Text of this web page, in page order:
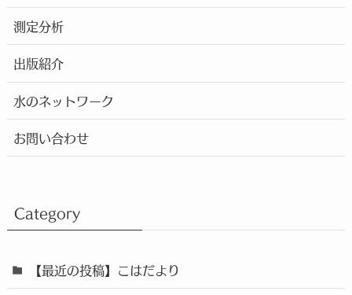
測定分析
出版紹介
水のネットワーク
お問い合わせ
Category
【最近の投稿】こはだより